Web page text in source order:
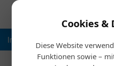
Cookies &
Diese Website
Funktionen sowie –
Inspiration